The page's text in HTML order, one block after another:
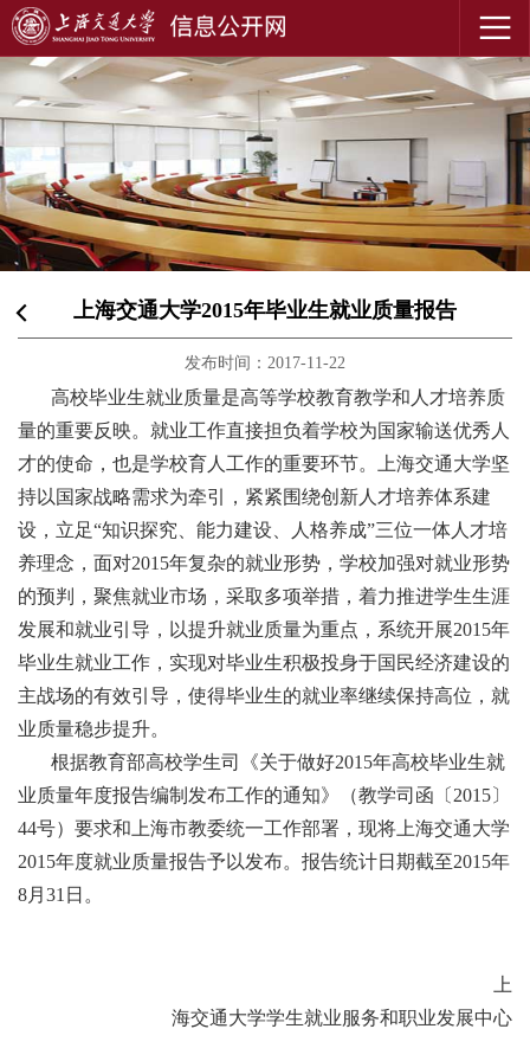
上海交通大学2015年毕业生就业质量报告
发布时间：2017-11-22
高校毕业生就业质量是高等学校教育教学和人才培养质
量的重要反映。就业工作直接担负着学校为国家输送优秀人
才的使命，也是学校育人工作的重要环节。上海交通大学坚
持以国家战略需求为牵引，紧紧围绕创新人才培养体系建
设，立足“知识探究、能力建设、人格养成”三位一体人才培
养理念，面对2015年复杂的就业形势，学校加强对就业形势
的预判，聚焦就业市场，采取多项举措，着力推进学生生涯
发展和就业引导，以提升就业质量为重点，系统开展2015年
毕业生就业工作，实现对毕业生积极投身于国民经济建设的
主战场的有效引导，使得毕业生的就业率继续保持高位，就
业质量稳步提升。
根据教育部高校学生司《关于做好2015年高校毕业生就
业质量年度报告编制发布工作的通知》（教学司函〔2015〕
44号）要求和上海市教委统一工作部署，现将上海交通大学
2015年度就业质量报告予以发布。报告统计日期截至2015年
8月31日。
上
海交通大学学生就业服务和职业发展中心